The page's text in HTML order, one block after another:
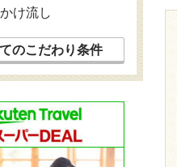
け流し
のこだわり条件